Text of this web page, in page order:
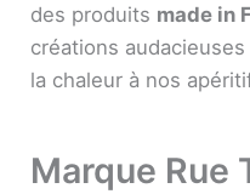
des produits made in
créations
la chaleur à nos
Marque Rue